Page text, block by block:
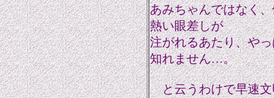
あみちゃんではなく
熱い眼差しが
注がれるあたり、や
知れません…。
と云うわけで早速文